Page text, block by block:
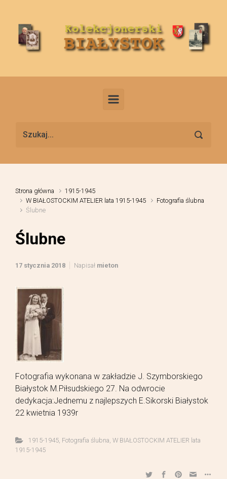
Strona główna
1915-1945
W BIAŁOSTOCKIM ATELIER lata 1915-1945
Fotografia ślubna
Ślubne
Ślubne
17 stycznia 2018 Napisał mieton
Fotografia wykonana w zakładzie J. Szymborskiego
Białystok M.Piłsudskiego 27. Na odwrocie
dedykacja:Jednemu z najlepszych E.Sikorski Białystok
22 kwietnia 1939r
1915-1945, Fotografia ślubna W BIAŁOSTOCKIM ATELIER lata
1915-1945